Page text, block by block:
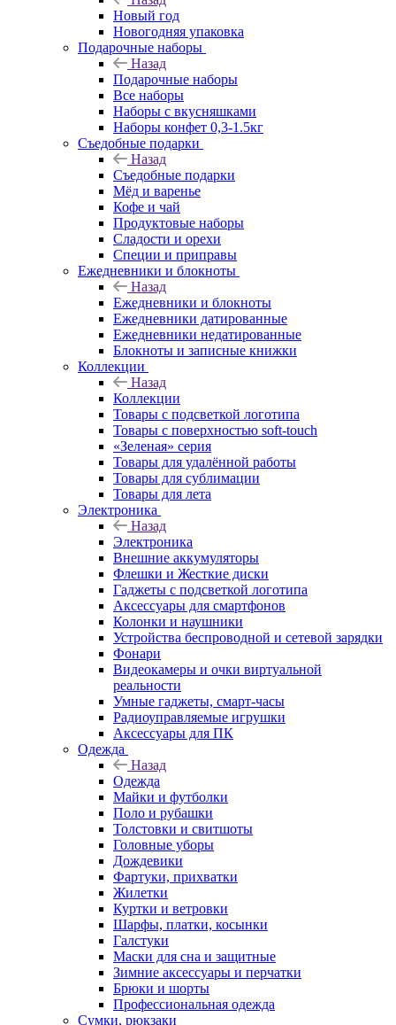
Новый год
Новогодняя упаковка
Подарочные наборы
Назад
Подарочные наборы
Все наборы
Наборы с вкусняшками
Наборы конфет 0,3-1.5кг
Съедобные подарки
Назад
Съедобные подарки
Мёд и варенье
Кофе и чай
Продуктовые наборы
Сладости и орехи
Специи и приправы
Ежедневники и блокноты
Назад
Ежедневники и блокноты
Ежедневники датированные
Ежедневники недатированные
Блокноты и записные книжки
Коллекции
Назад
Коллекции
Товары с подсветкой логотипа
Товары с поверхностью soft-touch
«Зеленая» серия
Товары для удалённой работы
Товары для сублимации
Товары для лета
Электроника
Назад
Электроника
Внешние аккумуляторы
Флешки и Жесткие диски
Гаджеты с подсветкой логотипа
Аксессуары для смартфонов
Колонки и наушники
Устройства беспроводной и сетевой зарядки
Фонари
Видеокамеры и очки виртуальной
реальности
Умные гаджеты, смарт-часы
Радиоуправляемые игрушки
Аксессуары для ПК
Одежда
Назад
Одежда
Майки и футболки
Поло и рубашки
Толстовки и свитшоты
Головные уборы
Дождевики
Фартуки, прихватки
Жилетки
Куртки и ветровки
Шарфы, платки, косынки
Галстуки
Маски для сна и защитные
Зимние аксессуары и перчатки
Брюки и шорты
Профессиональная одежда
Сумки, рюкзаки